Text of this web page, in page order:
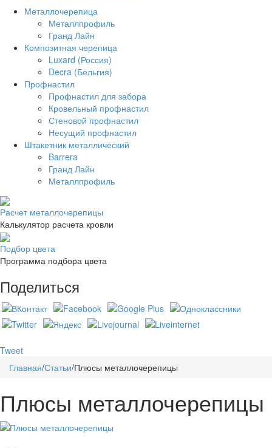
Металлочерепица
Металлпрофиль
Гранд Лайн
Композитная черепица
Luxard (Россия)
Decra (Бельгия)
Профнастил
Профнастил для забора
Кровельный профнастил
Стеновой профнастил
Несущий профнастил
Штакетник металлический
Barrera
Гранд Лайн
Металлпрофиль
Расчет металлочерепицы
Калькулятор расчета кровли
Подбор цвета
Программа подбора цвета
Поделиться
Tweet
Главная/Статьи/Плюсы металлочерепицы
Плюсы металлочерепицы